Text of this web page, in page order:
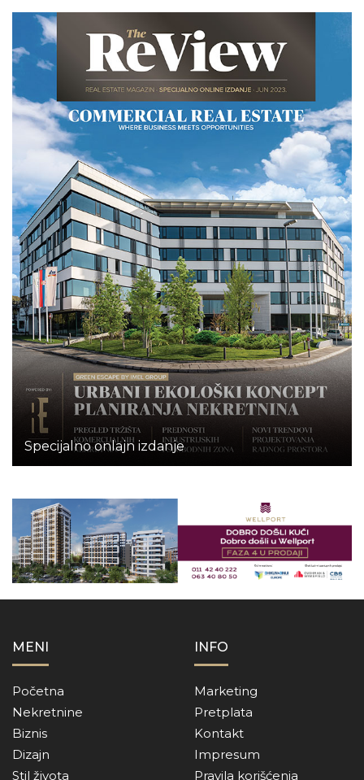
Specijalno onlajn izdanje
MENI
Početna
Nekretnine
Biznis
Dizajn
Stil života
INFO
Marketing
Pretplata
Kontakt
Impresum
Pravila korišćenja